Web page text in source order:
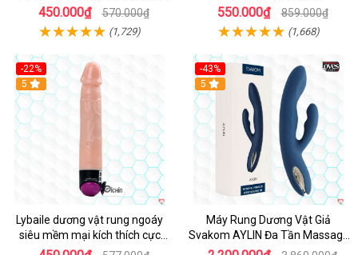
thật
450.000₫ 570.000₫
(1,729)
550.000₫ 859.000₫
(1,668)
-22%
Hot
5
Lybaile dương vật rung ngoáy
siêu mềm mại kích thích cực
mạnh
-43%
Hot
5
Máy Rung Dương Vật Giả
Svakom AYLIN Đa Tần Massage
Sướng